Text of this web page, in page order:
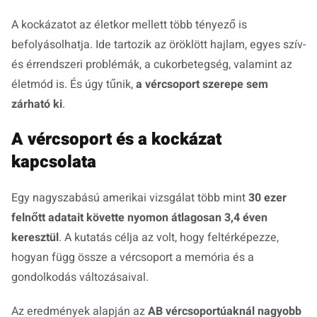
A kockázatot az életkor mellett több tényező is
befolyásolhatja. Ide tartozik az öröklött hajlam, egyes szív-
és érrendszeri problémák, a cukorbetegség, valamint az
életmód is. És úgy tűnik,a vércsoport szerepe sem
zárható ki.
A vércsoport és a kockázat
kapcsolata
Egy nagyszabású amerikai vizsgálat több mint30 ezer
felnőtt adatait követte nyomon átlagosan 3,4 éven
keresztül. A kutatás célja az volt, hogy feltérképezze,
hogyan függ össze a vércsoport a memória és a
gondolkodás változásaival.
Az eredmények alapján azAB vércsoportúaknál nagyobb